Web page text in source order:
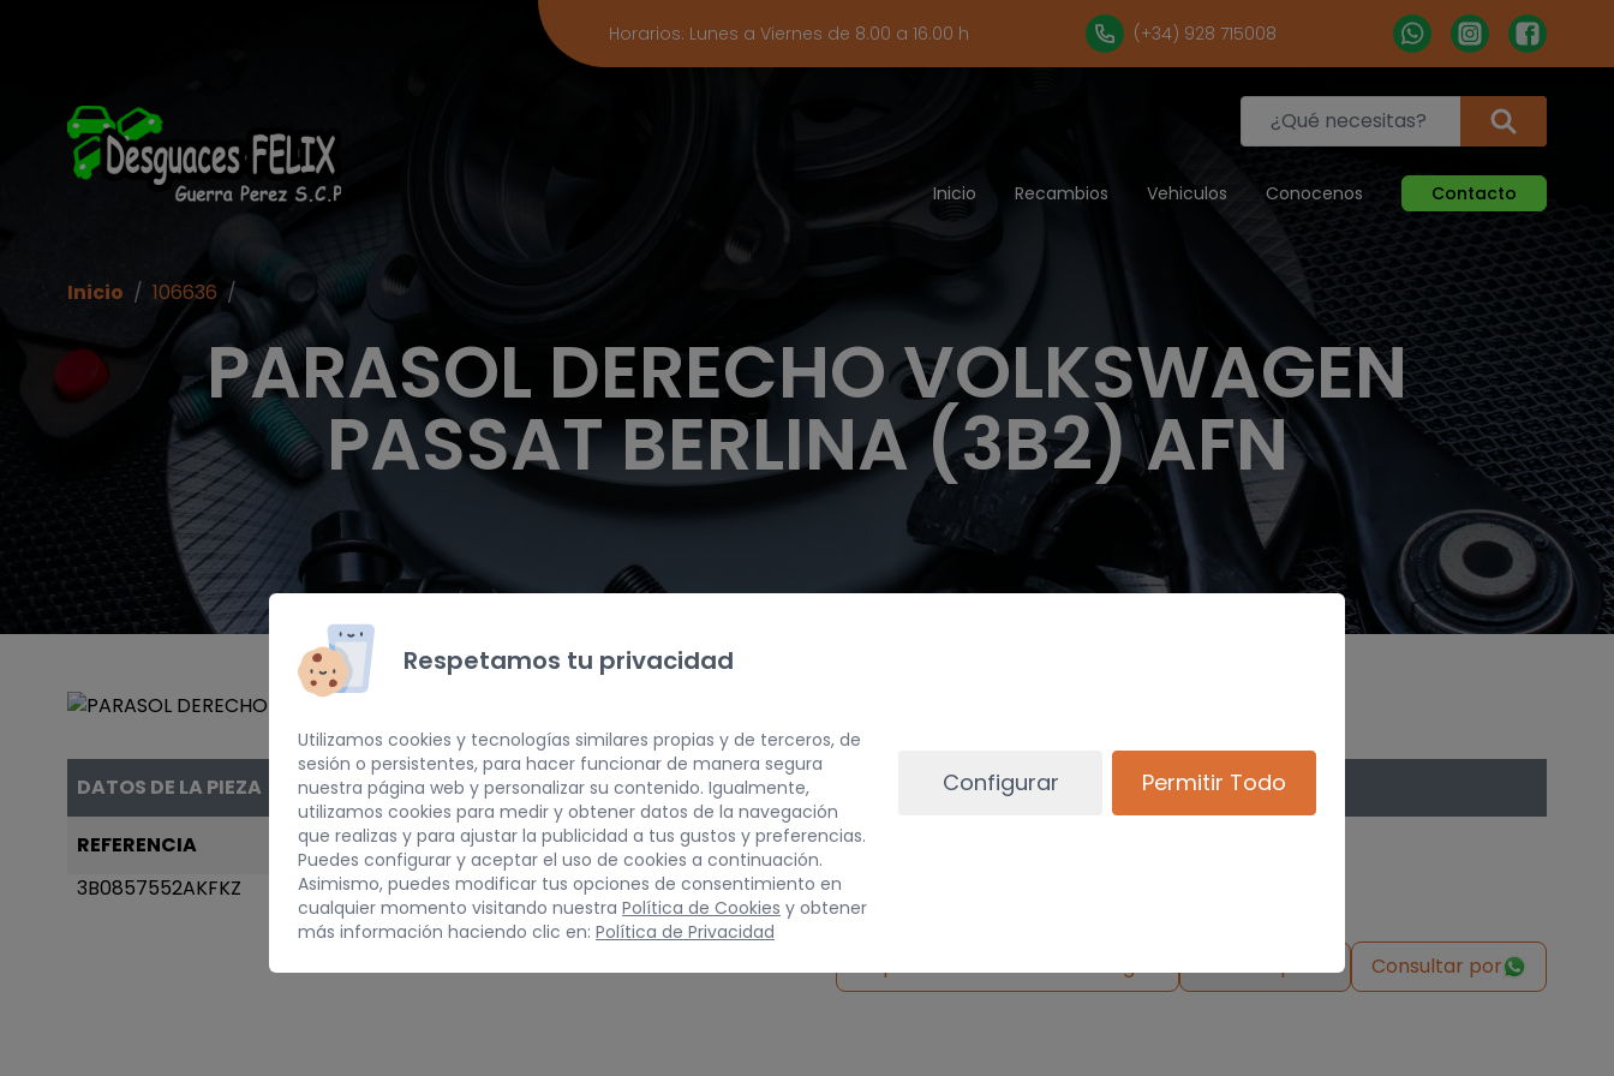
Horarios: Lunes a Viernes de 8.00 a 16.00 h (+34) 928 715008
Inicio Recambios Vehiculos Conocenos Contacto
PARASOL DERECHO VOLKSWAGEN
PASSAT BERLINA (3B2) AFN
Inicio / 106636 /
DATOS DE LA PIEZA
REFERENCIA
3B0857552AKFKZ
AÑO
1998
PESO
5 kg
Inspeccionar vehículo de origen Solicitar pieza Consultar por
Respetamos tu privacidad
Utilizamos cookies y tecnologías similares propias y de terceros, de
sesión o persistentes, para hacer funcionar de manera segura
nuestra página web y personalizar su contenido. Igualmente,
utilizamos cookies para medir y obtener datos de la navegación
que realizas y para ajustar la publicidad a tus gustos y preferencias.
Puedes configurar y aceptar el uso de cookies a continuación.
Asimismo, puedes modificar tus opciones de consentimiento en
cualquier momento visitando nuestra Política de Cookies y obtener
más información haciendo clic en: Política de Privacidad
Configurar Permitir Todo